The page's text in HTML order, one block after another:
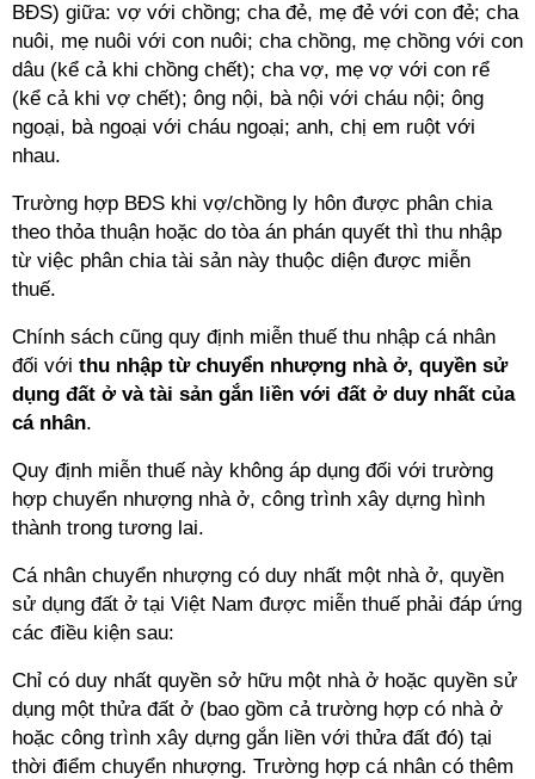
BĐS) giữa: vợ với chồng; cha đẻ, mẹ đẻ với con đẻ; cha
nuôi, mẹ nuôi với con nuôi; cha chồng, mẹ chồng với con
dâu (kể cả khi chồng chết); cha vợ, mẹ vợ với con rể
(kể cả khi vợ chết); ông nội, bà nội với cháu nội; ông
ngoại, bà ngoại với cháu ngoại; anh, chị em ruột với
nhau.
Trường hợp BĐS khi vợ/chồng ly hôn được phân chia
theo thỏa thuận hoặc do tòa án phán quyết thì thu nhập
từ việc phân chia tài sản này thuộc diện được miễn
thuế.
Chính sách cũng quy định miễn thuế thu nhập cá nhân
đối với thu nhập từ chuyển nhượng nhà ở, quyền sử
dụng đất ở và tài sản gắn liền với đất ở duy nhất của
cá nhân.
Quy định miễn thuế này không áp dụng đối với trường
hợp chuyển nhượng nhà ở, công trình xây dựng hình
thành trong tương lai.
Cá nhân chuyển nhượng có duy nhất một nhà ở, quyền
sử dụng đất ở tại Việt Nam được miễn thuế phải đáp ứng
các điều kiện sau:
Chỉ có duy nhất quyền sở hữu một nhà ở hoặc quyền sử
dụng một thửa đất ở (bao gồm cả trường hợp có nhà ở
hoặc công trình xây dựng gắn liền với thửa đất đó) tại
thời điểm chuyển nhượng. Trường hợp cá nhân có thêm